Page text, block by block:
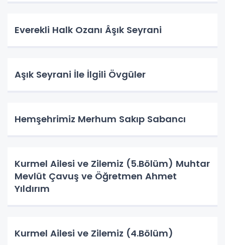
Everekli Halk Ozanı Âşık Seyrani
Aşık Seyrani İle İlgili Övgüler
​​​​​​​Hemşehrimiz Merhum Sakıp Sabancı
Kurmel Ailesi ve Zilemiz (5.Bölüm) Muhtar
Mevlüt Çavuş ve Öğretmen Ahmet
Yıldırım
Kurmel Ailesi ve Zilemiz (4.Bölüm)